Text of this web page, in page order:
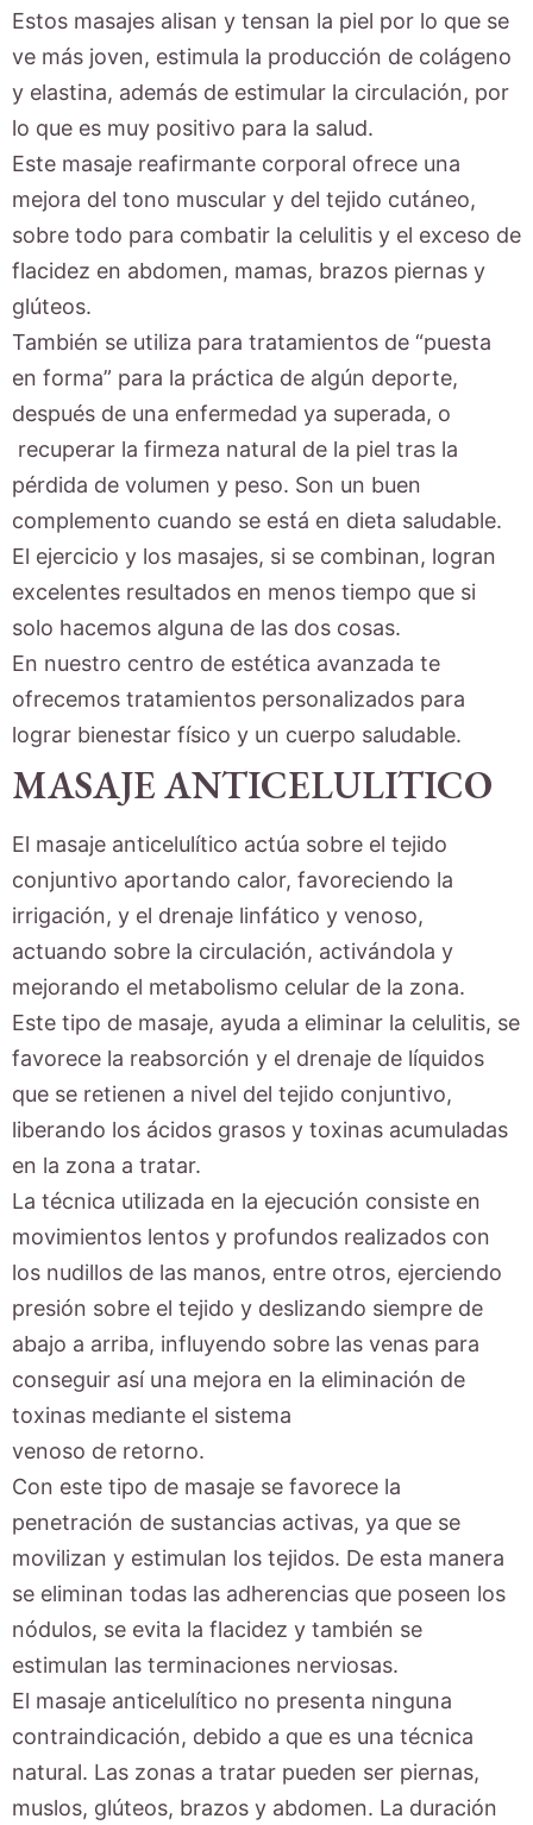
Estos masajes alisan y tensan la piel por lo que se
ve más joven, estimula la producción de colágeno
y elastina, además de estimular la circulación, por
lo que es muy positivo para la salud.
Este masaje reafirmante corporal ofrece una
mejora del tono muscular y del tejido cutáneo,
sobre todo para combatir la celulitis y el exceso de
flacidez en abdomen, mamas, brazos piernas y
glúteos.
También se utiliza para tratamientos de “puesta
en forma” para la práctica de algún deporte,
después de una enfermedad ya superada, o
recuperar la firmeza natural de la piel tras la
pérdida de volumen y peso. Son un buen
complemento cuando se está en dieta saludable.
El ejercicio y los masajes, si se combinan, logran
excelentes resultados en menos tiempo que si
solo hacemos alguna de las dos cosas.
En nuestro centro de estética avanzada te
ofrecemos tratamientos personalizados para
lograr bienestar físico y un cuerpo saludable.
MASAJE ANTICELULITICO
El masaje anticelulítico actúa sobre el tejido
conjuntivo aportando calor, favoreciendo la
irrigación, y el drenaje linfático y venoso,
actuando sobre la circulación, activándola y
mejorando el metabolismo celular de la zona.
Este tipo de masaje, ayuda a eliminar la celulitis, se
favorece la reabsorción y el drenaje de líquidos
que se retienen a nivel del tejido conjuntivo,
liberando los ácidos grasos y toxinas acumuladas
en la zona a tratar.
La técnica utilizada en la ejecución consiste en
movimientos lentos y profundos realizados con
los nudillos de las manos, entre otros, ejerciendo
presión sobre el tejido y deslizando siempre de
abajo a arriba, influyendo sobre las venas para
conseguir así una mejora en la eliminación de
toxinas mediante el sistema
venoso de retorno.
Con este tipo de masaje se favorece la
penetración de sustancias activas, ya que se
movilizan y estimulan los tejidos. De esta manera
se eliminan todas las adherencias que poseen los
nódulos, se evita la flacidez y también se
estimulan las terminaciones nerviosas.
El masaje anticelulítico no presenta ninguna
contraindicación, debido a que es una técnica
natural. Las zonas a tratar pueden ser piernas,
muslos, glúteos, brazos y abdomen. La duración